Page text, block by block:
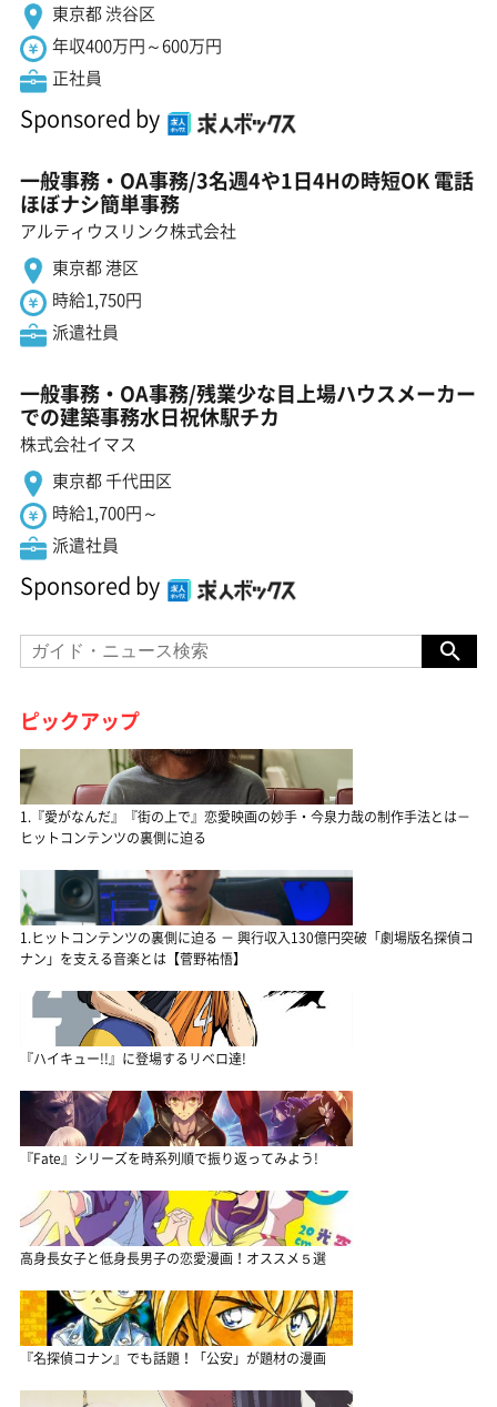
東京都 渋谷区
年収400万円～600万円
正社員
Sponsored by
一般事務・OA事務/3名週4や1日4Hの時短OK 電話
ほぼナシ簡単事務
アルティウスリンク株式会社
東京都 港区
時給1,750円
派遣社員
一般事務・OA事務/残業少な目上場ハウスメーカー
での建築事務水日祝休駅チカ
株式会社イマス
東京都 千代田区
時給1,700円～
派遣社員
Sponsored by
ピックアップ
1.『愛がなんだ』『街の上で』恋愛映画の妙手・今泉力哉の制作手法とは－
ヒットコンテンツの裏側に迫る
1.ヒットコンテンツの裏側に迫る － 興行収入130億円突破「劇場版名探偵コ
ナン」を支える音楽とは【菅野祐悟】
『ハイキュー!!』に登場するリベロ達!
『Fate』シリーズを時系列順で振り返ってみよう!
高身長女子と低身長男子の恋愛漫画！オススメ５選
『名探偵コナン』でも話題！「公安」が題材の漫画